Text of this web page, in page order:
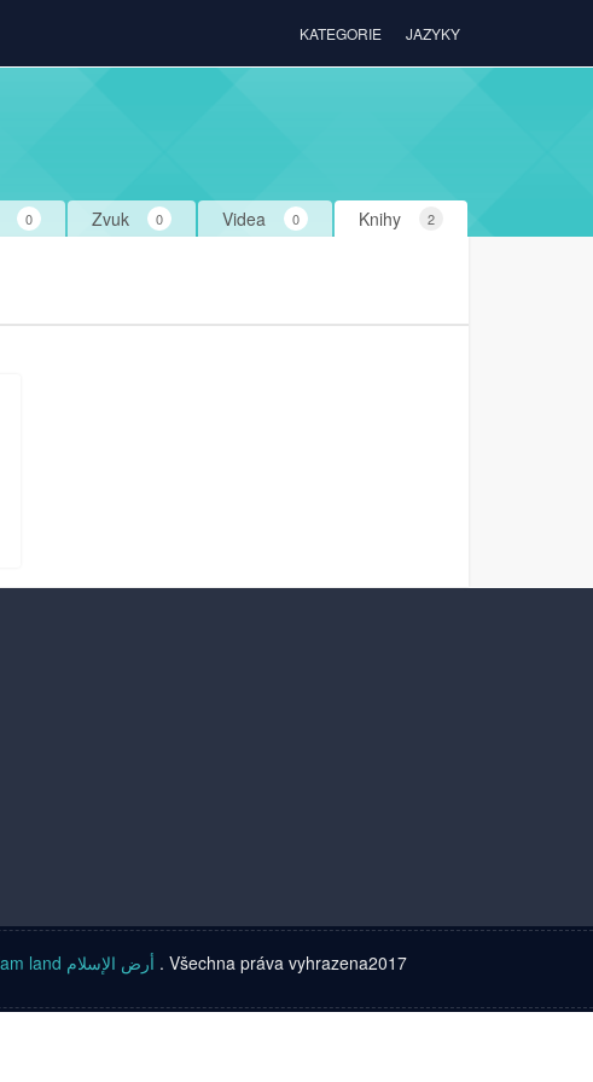
KATEGORIE JAZYKY
Knihy 2
Videa 0
Zvuk 0
0
Islam land أرض الإسلام . Všechna práva vyhrazena2017